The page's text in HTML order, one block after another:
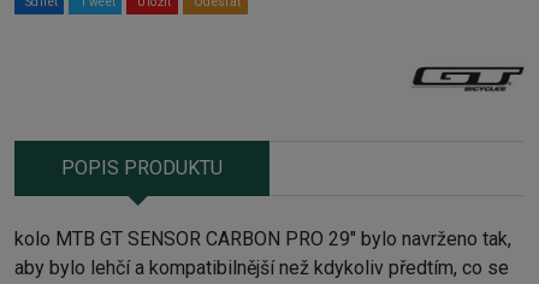
POPIS PRODUKTU
kolo MTB GT SENSOR CARBON PRO 29" bylo navrženo tak,
aby bylo lehčí a kompatibilnější než kdykoliv předtím, co se